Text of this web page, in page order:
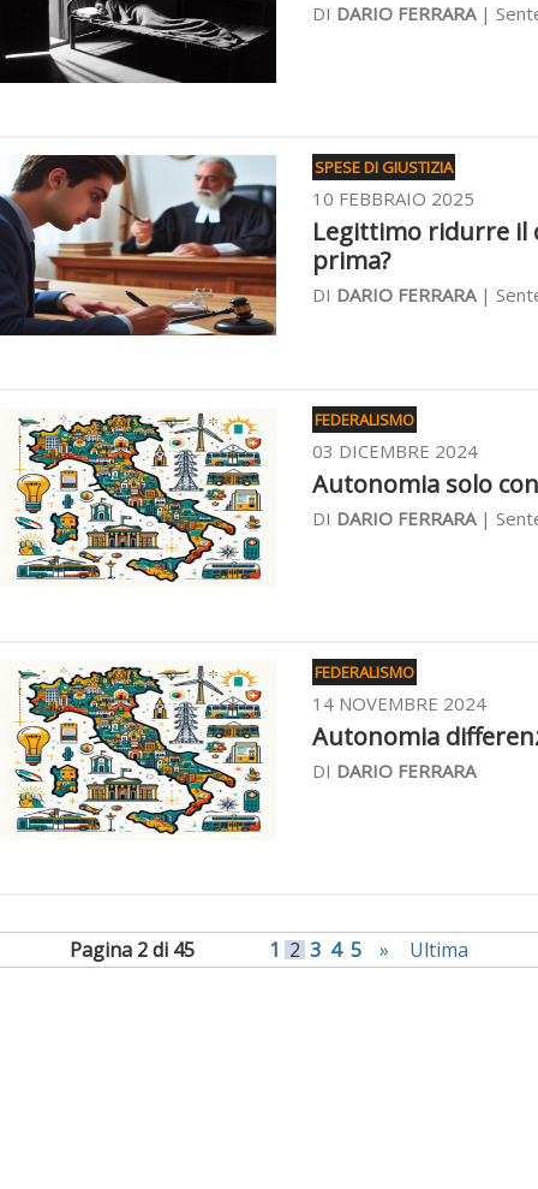
DI DARIO FERRARA|
SPESE DI GIUSTIZIA
10 FEBBRAIO 2025
Legittimo ridurre il
prima?
DI DARIO FERRARA|
FEDERALISMO
03 DICEMBRE 2024
Autonomia solo
DI DARIO FERRARA|
FEDERALISMO
14 NOVEMBRE 2024
Autonomia
DI DARIO FERRARA
Pagina 2 di 45 1 2 3 4 5 » Ultima